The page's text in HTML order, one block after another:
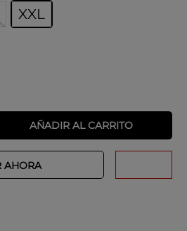
XXL
AÑADIR AL CARRITO
AHORA